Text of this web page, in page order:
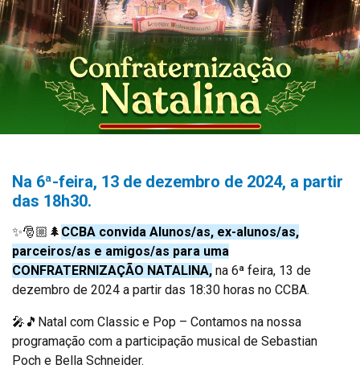
Na 6ª-feira, 13 de dezembro de 2024, a partir
das 18h30.
✨🎅🏼🌲 CCBA convida Alunos/as, ex-alunos/as,
parceiros/as e amigos/as para uma
CONFRATERNIZAÇÃO NATALINA, na 6ª feira, 13 de
dezembro de 2024 a partir das 18:30 horas no CCBA.
🎤🎵Natal com Classic e Pop – Contamos na nossa
programação com a participação musical de Sebastian
Poch e Bella Schneider.